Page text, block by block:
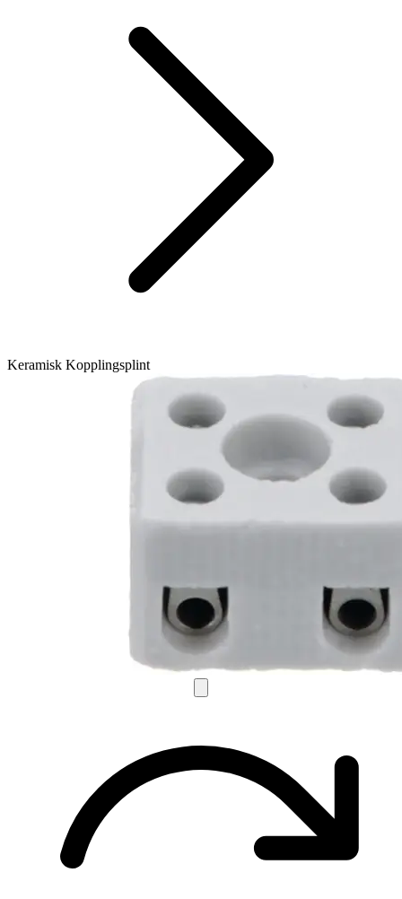
Keramisk Kopplingsplint